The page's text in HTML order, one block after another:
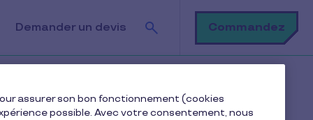
Demander un devis
Rechercher
Commandez
assurer son bon fonctionnement (cookies
possible. Avec votre consentement, nous